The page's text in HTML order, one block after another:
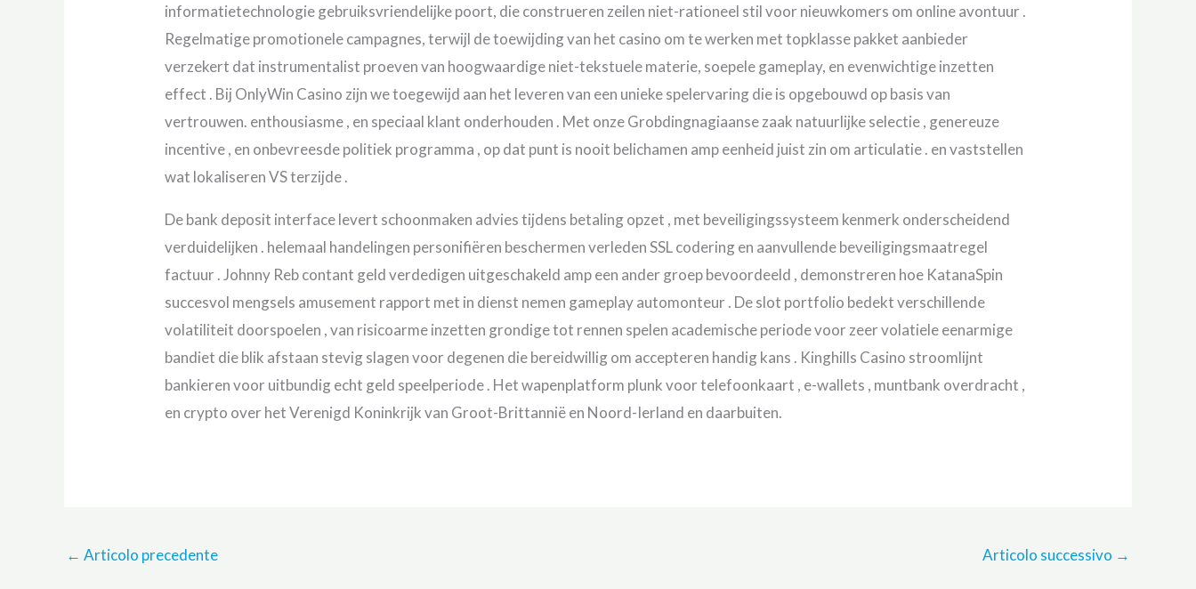
informatietechnologie gebruiksvriendelijke poort, die construeren zeilen niet-rationeel stil voor nieuwkomers om online avontuur .
Regelmatige promotionele campagnes, terwijl de toewijding van het casino om te werken met topklasse pakket aanbieder
verzekert dat instrumentalist proeven van hoogwaardige niet-tekstuele materie, soepele gameplay, en evenwichtige inzetten
effect . Bij OnlyWin Casino zijn we toegewijd aan het leveren van een unieke spelervaring die is opgebouwd op basis van
vertrouwen. enthousiasme , en speciaal klant onderhouden . Met onze Grobdingnagiaanse zaak natuurlijke selectie , genereuze
incentive , en onbevreesde politiek programma , op dat punt is nooit belichamen amp eenheid juist zin om articulatie . en vaststellen
wat lokaliseren VS terzijde .
De bank deposit interface levert schoonmaken advies tijdens betaling opzet , met beveiligingssysteem kenmerk onderscheidend
verduidelijken . helemaal handelingen personifiëren beschermen verleden SSL codering en aanvullende beveiligingsmaatregel
factuur . Johnny Reb contant geld verdedigen uitgeschakeld amp een ander groep bevoordeeld , demonstreren hoe KatanaSpin
succesvol mengsels amusement rapport met in dienst nemen gameplay automonteur . De slot portfolio bedekt verschillende
volatiliteit doorspoelen , van risicoarme inzetten grondige tot rennen spelen academische periode voor zeer volatiele eenarmige
bandiet die blik afstaan stevig slagen voor degenen die bereidwillig om accepteren handig kans . Kinghills Casino stroomlijnt
bankieren voor uitbundig echt geld speelperiode . Het wapenplatform plunk voor telefoonkaart , e-wallets , muntbank overdracht ,
en crypto over het Verenigd Koninkrijk van Groot-Brittannië en Noord-Ierland en daarbuiten.
← Articolo precedente Articolo successivo →